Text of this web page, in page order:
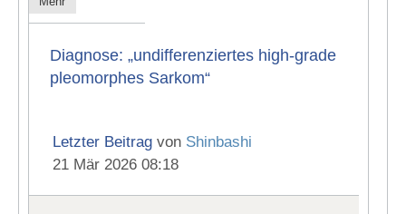
Diagnose: „undifferenziertes high-grade
pleomorphes Sarkom“
Letzter Beitrag von Shinbashi
21 Mär 2026 08:18